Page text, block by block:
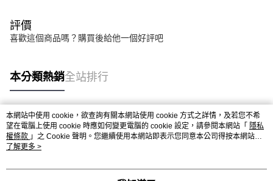
評價
喜歡這個商品嗎？購買後給他一個好評吧
本分類熱銷全站排行
熱門標籤
本網站中使用 cookie，欲查詢有關本網站使用 cookie 方式之詳情，及若您不希
望在電腦上使用 cookie 時應如何變更電腦的 cookie 設定，請參閱本網站「 隱私
權條款 」之 Cookie 聲明。您繼續使用本網站即表示您同意本公司得按本網站使
用條款之 Cookie 聲明使用 cookie。
了解更多 >